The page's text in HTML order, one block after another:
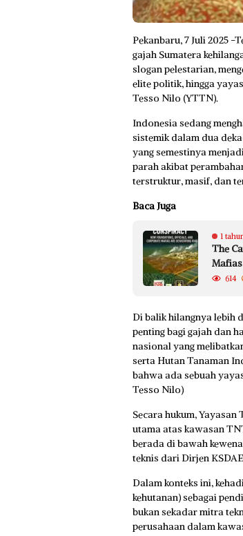
Pekanbaru, 7 Juli 2025 -
gajah Sumatera
slogan pelestarian,
elite politik, hingga
Tesso Nilo (YTTN).
Indonesia sedang
sistemik dalam dua
yang semestinya
parah akibat
terstruktur, masif, dan
Baca Juga
1
The
614
Di balik hilangnya lebih
penting bagi gajah dan
nasional yang
serta Hutan Tanaman
bahwa ada sebuah
Tesso Nilo)
Secara hukum,
utama atas kawasan
berada di bawah
teknis dari Dirjen
Dalam konteks ini,
kehutanan) sebagai
bukan sekadar mitra
perusahaan dalam